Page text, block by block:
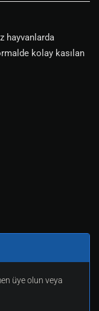
hayvanlarda
kolay kasılan
üye olun veya